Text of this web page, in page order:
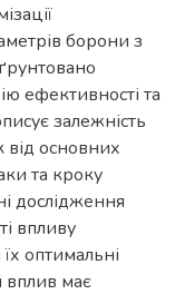
борони з
ефективності та
залежність
від основних
та кроку
дослідження
впливу
оптимальні
має